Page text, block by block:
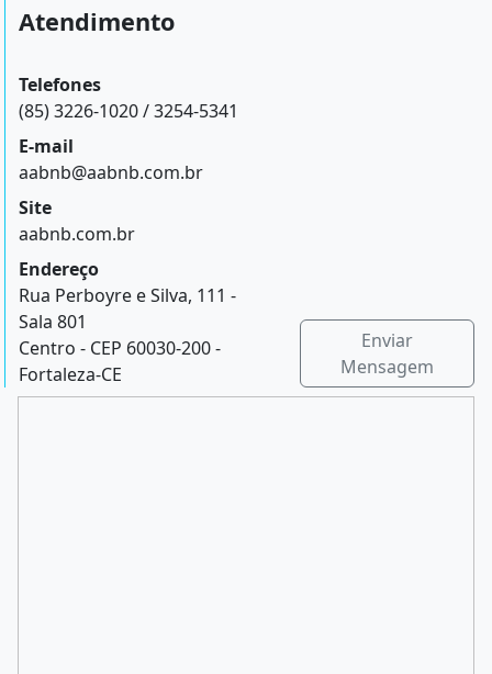
Atendimento
Telefones
(85) 3226-1020 / 3254-5341
E-mail
aabnb@aabnb.com.br
Site
aabnb.com.br
Endereço
Rua Perboyre e Silva, 111 -
Sala 801
Centro - CEP 60030-200 -
Fortaleza-CE
Enviar
Mensagem